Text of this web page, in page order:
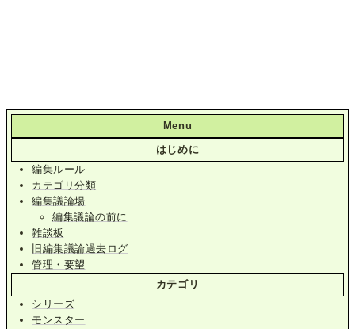
Menu
はじめに
編集ルール
カテゴリ分類
編集議論場
編集議論の前に
雑談板
旧編集議論過去ログ
管理・要望
カテゴリ
シリーズ
モンスター